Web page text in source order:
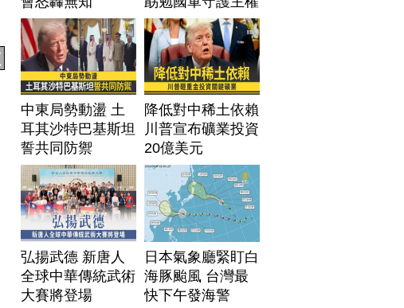
中東局勢動盪 土
耳其沙特巴基斯坦
誓共同防禦
降低對中稀土依賴
川普宣布礦業投資
20億美元
弘揚武德 新唐人
全球中華傳統武術
大賽將登場
日本氣象廳緊盯白
海豚颱風 台灣最
快下午發海警